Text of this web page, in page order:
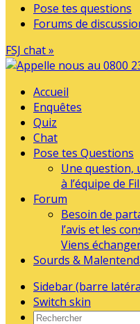
Pose tes questions
Forums de
FSJ chat »
Accueil
Enquêtes
Quiz
Chat
Pose tes Questions
Une question,
à l’équipe de
Forum
Besoin de
l’avis et les
Viens
Sourds &
Sidebar (barre
Switch skin